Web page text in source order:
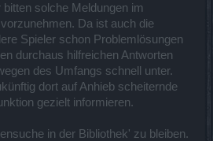
solche Meldungen im
Da ist auch die
Spieler schon Problemlösungen
durchaus hilfreichen Antworten
des Umfangs schnell unter.
dort auf Anhieb scheiternde
gezielt informieren.
in der Bibliothek' zu bleiben.